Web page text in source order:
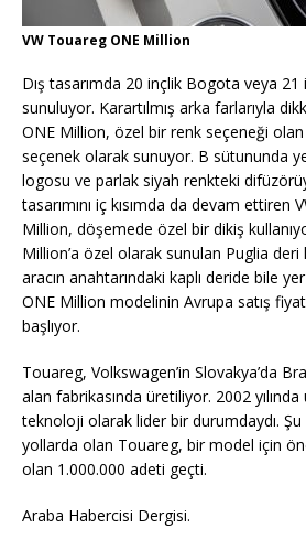
VW Touareg ONE Million
Dış tasarımda 20 inçlik Bogota veya
sunuluyor. Karartılmış arka farlarıyla
ONE Million, özel bir renk seçeneği olan
seçenek olarak sunuyor. B sütununda
logosu ve parlak siyah renkteki
tasarımını iç kısımda da devam ettiren
Million, döşemede özel bir dikiş
Million’a özel olarak sunulan Puglia
aracın anahtarındaki kaplı deride bile
ONE Million modelinin Avrupa satış
başlıyor.
Touareg, Volkswagen’in Slovakya’da
alan fabrikasında üretiliyor. 2002
teknoloji olarak lider bir durumdaydı.
yollarda olan Touareg, bir model için
olan 1.000.000 adeti geçti.
Araba Habercisi Dergisi.